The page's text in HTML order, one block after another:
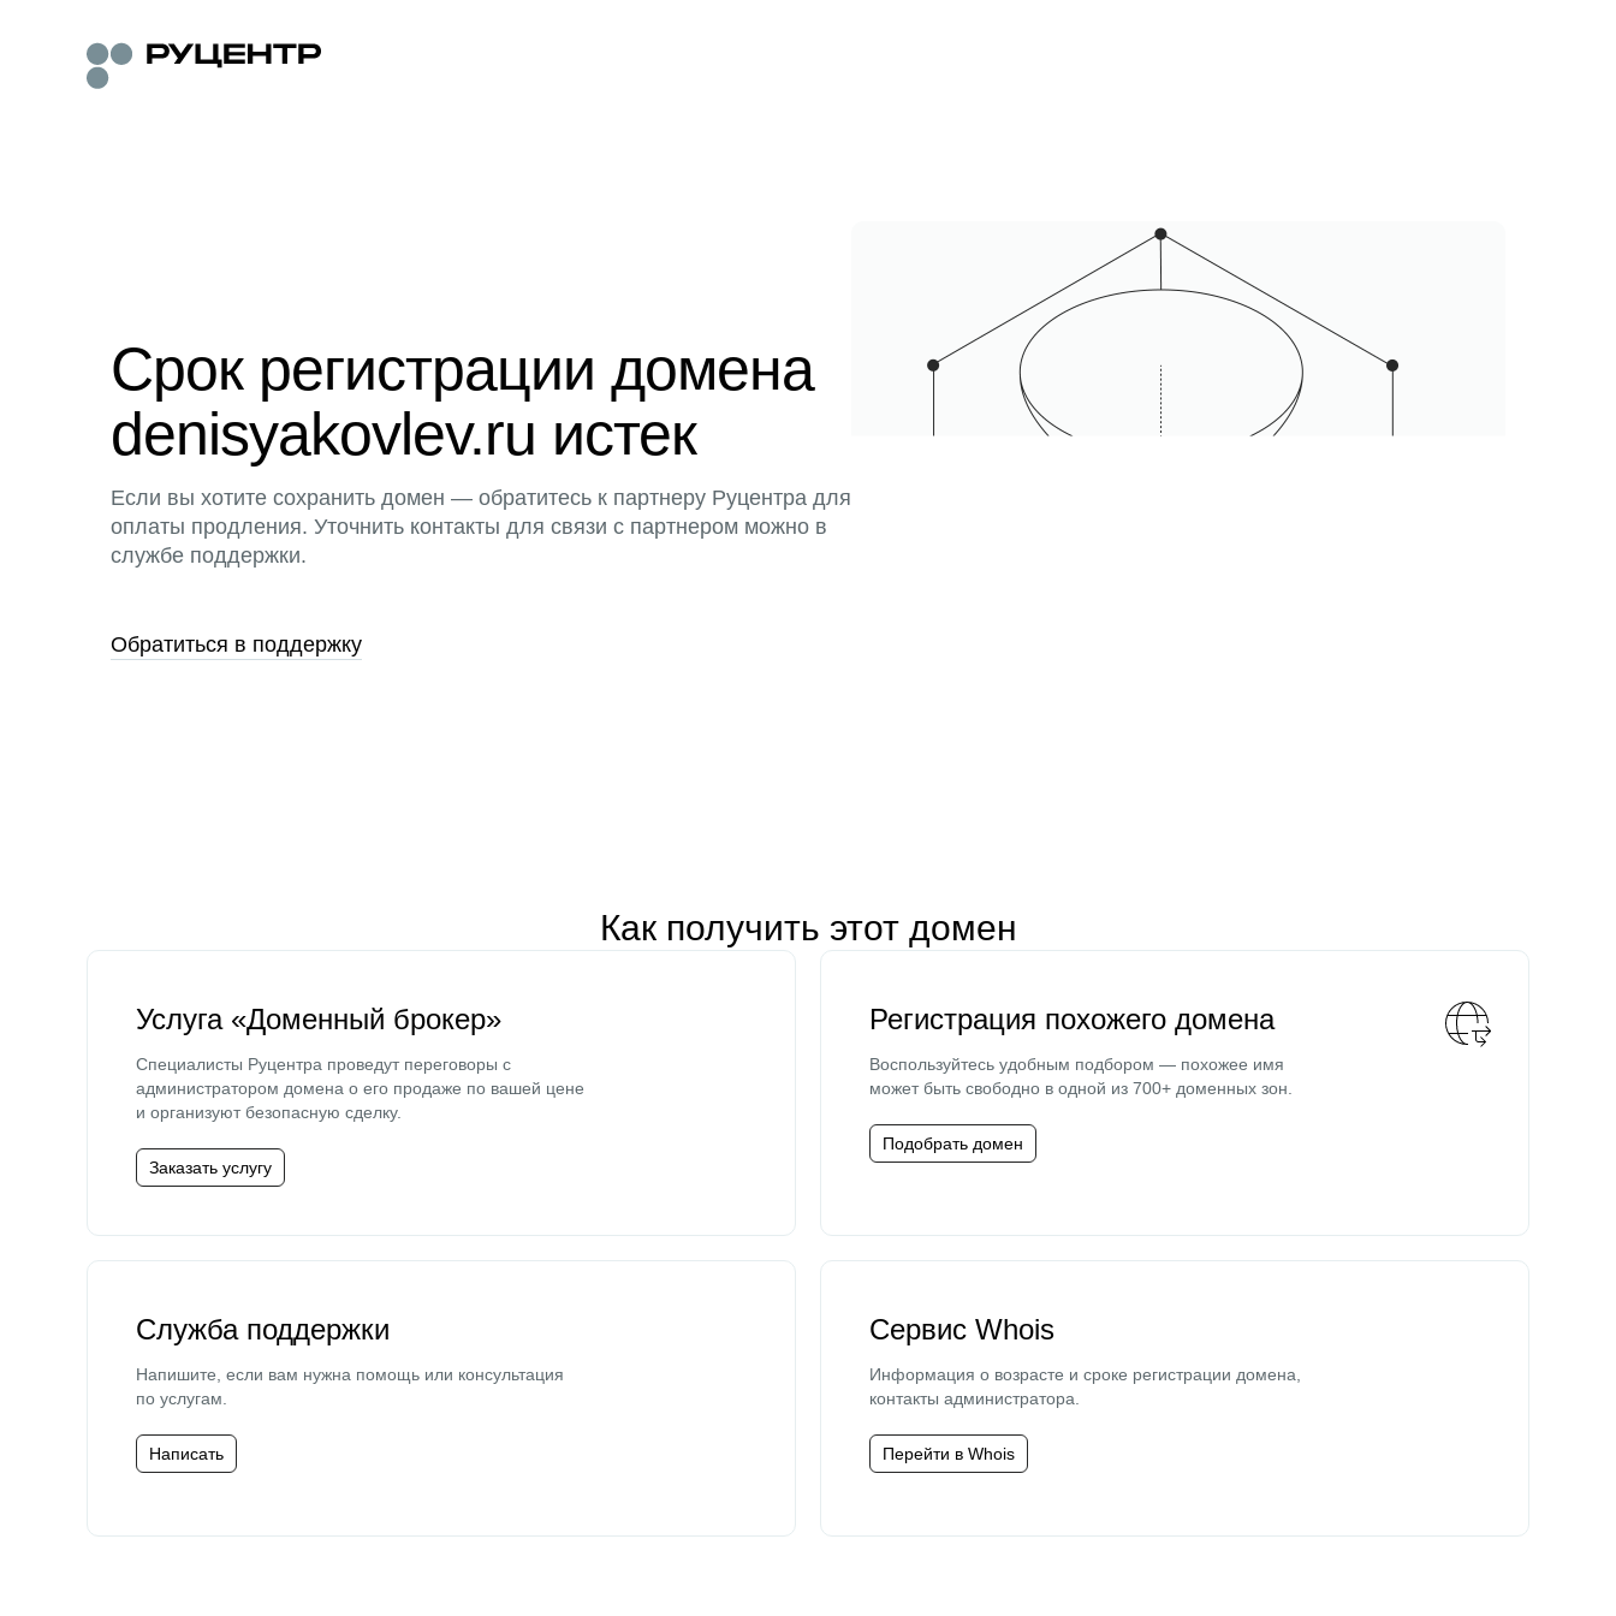
Срок регистрации домена
denisyakovlev.ru истек
Если вы хотите сохранить домен — обратитесь к партнеру Руцентра для
оплаты продления. Уточнить контакты для связи с партнером можно в
службе поддержки.
Обратиться в поддержку
Как получить этот домен
Услуга «Доменный брокер»
Специалисты Руцентра проведут переговоры с
администратором домена о его продаже по вашей цене
и организуют безопасную сделку.
Заказать услугу
Регистрация похожего домена
Воспользуйтесь удобным подбором — похожее имя
может быть свободно в одной из 700+ доменных зон.
Подобрать домен
Служба поддержки
Напишите, если вам нужна помощь или консультация
по услугам.
Написать
Сервис Whois
Информация о возрасте и сроке регистрации домена,
контакты администратора.
Перейти в Whois